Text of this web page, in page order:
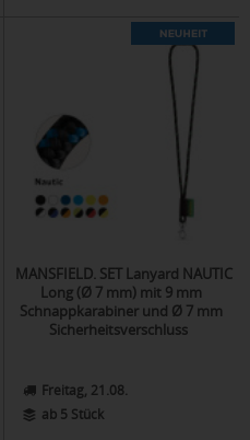
MANSFIELD. SET Lanyard NAUTIC
Long (Ø 7 mm) mit 9 mm
Schnappkarabiner und Ø 7 mm
Sicherheitsverschluss
Freitag, 21.08.
ab 5 Stück